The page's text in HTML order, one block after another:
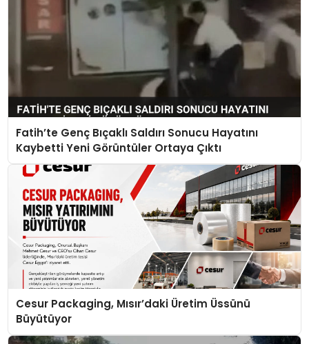
Fatih’te Genç Bıçaklı Saldırı Sonucu Hayatını
Kaybetti Yeni Görüntüler Ortaya Çıktı
Cesur Packaging, Mısır’daki Üretim Üssünü
Büyütüyor